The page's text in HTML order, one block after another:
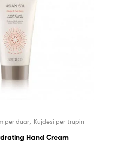
për duar, Kujdesi për trupin
Hand Cream